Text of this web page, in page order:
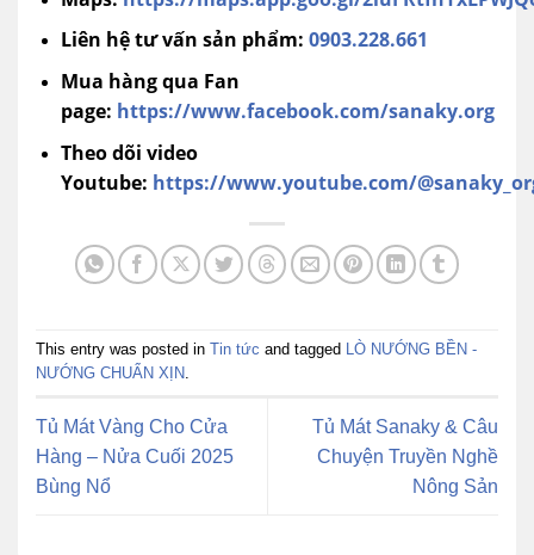
Liên hệ tư vấn sản phẩm: 0903.228.661
Mua hàng qua Fan
page: https://www.facebook.com/sanaky.org
Theo dõi video
Youtube: https://www.youtube.com/
This entry was posted in Tin tức and tagged
LÒ NƯỚNG BỀN -
NƯỚNG CHUẨN XỊN
Tủ Mát Vàng Cho Cửa
Hàng – Nửa Cuối 2025
Bùng Nổ
Tủ Mát Sanaky & Câu
Chuyện Truyền Nghề
Nông Sản